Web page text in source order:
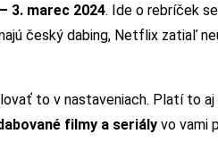
3. marec 2024. Ide o rebríček
český dabing, Netflix zatiaľ
to v nastaveniach. Platí to
filmy a seriály vo vami